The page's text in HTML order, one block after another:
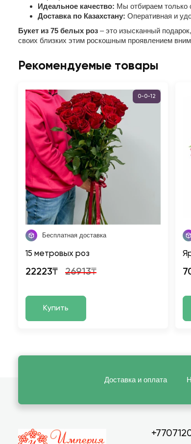
Идеальное качество: Мы отбираем только
Доставка по Казахстану: Оперативная и
Букет из 75 белых роз – это изысканный
своих близких этим роскошным проявлением
Рекомендуемые товары
0-0-12
Бесплатная доставка
15 метровых роз
22223₸ 26913₸
Купить
Доставка и оплата